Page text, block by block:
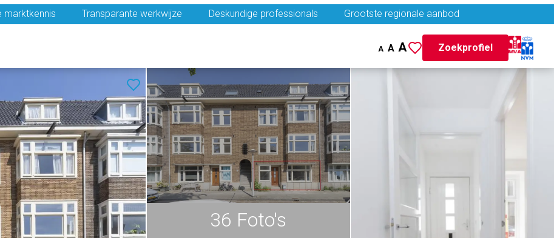
marktkennis Transparante werkwijze Deskundige professionals Grootste regionale aanbod
A A A Zoekprofiel
36 Foto's